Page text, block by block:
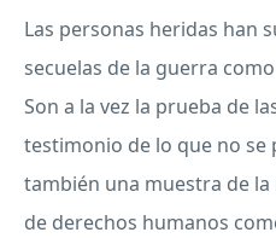
Las personas heridas han
secuelas de la guerra
Son a la vez la prueba de
testimonio de lo que no se
también una muestra de
de derechos humanos